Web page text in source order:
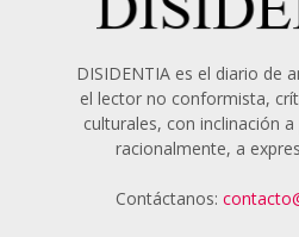
DISIDENTIA es el diario de
el lector no conformista,
culturales, con inclinación
racionalmente, a
Contáctanos: